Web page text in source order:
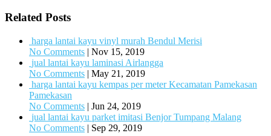
Related Posts
harga lantai kayu vinyl murah Bendul Merisi
No Comments | Nov 15, 2019
jual lantai kayu laminasi Airlangga
No Comments | May 21, 2019
harga lantai kayu kempas per meter Kecamatan Pamekasan
Pamekasan
No Comments | Jun 24, 2019
jual lantai kayu parket imitasi Benjor Tumpang Malang
No Comments | Sep 29, 2019